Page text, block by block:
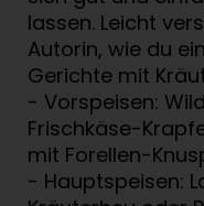
lassen. Leicht
Autorin, wie du
Gerichte mit
- Vorspeisen:
Frischkäse-
mit Forellen-
- Hauptspeisen: